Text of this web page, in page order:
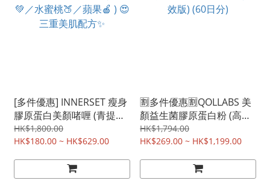
[多件優惠] INNERSET 瘦身
膠原蛋白美顏啫喱 (青提💚
／水蜜桃🍑／蘋果🍎 ) 😍三
重美肌配方✨
HK$1,800.00
HK$180.00 ~ HK$629.00
🈹多件優惠🈹QOLLABS 美
顏益生菌膠原蛋白粉 (高效
版) (60日分)
HK$1,794.00
HK$269.00 ~ HK$1,199.00